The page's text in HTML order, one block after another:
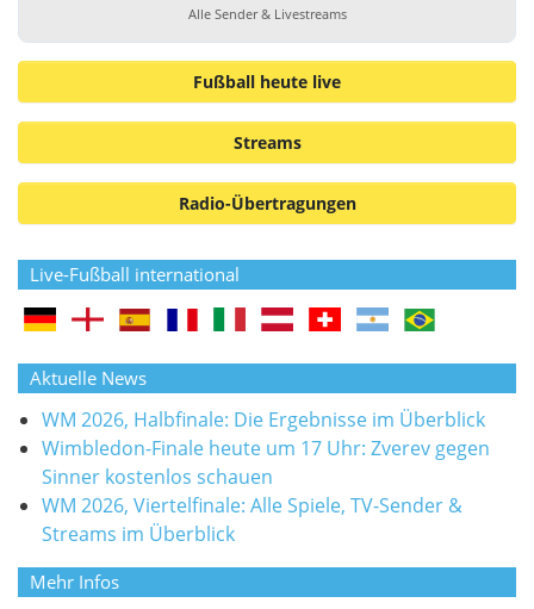
Alle Sender & Livestreams
Fußball heute live
Streams
Radio-Übertragungen
Live-Fußball international
Aktuelle News
WM 2026, Halbfinale: Die Ergebnisse im Überblick
Wimbledon-Finale heute um 17 Uhr: Zverev gegen
Sinner kostenlos schauen
WM 2026, Viertelfinale: Alle Spiele, TV-Sender &
Streams im Überblick
Mehr Infos